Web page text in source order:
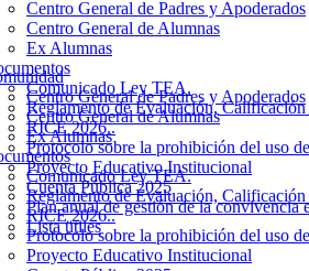
Centro General de Padres y Apoderados
Centro General de Alumnas
Ex Alumnas
Comunicado Ley TEA.
Reglamento de Evaluación,
RICE 2026..
Protocolo sobre la prohibición del uso
Proyecto Educativo Institucional
Centro General de Padres y Apoderados
Centro General de Alumnas
Ex Alumnas
Comunicado Ley TEA.
Reglamento de Evaluación,
RICE 2026..
Protocolo sobre la prohibición del uso
Proyecto Educativo Institucional
Cuenta Pública 2025
Plan anual de gestión de la convivencia
Lista ütiles